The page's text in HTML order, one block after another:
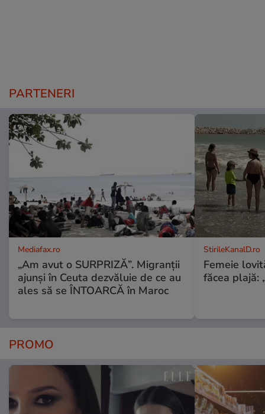
PARTENERI
Mediafax.ro
„Am avut o SURPRIZĂ”. Migranții
ajunși în Ceuta dezvăluie de ce au
ales să se ÎNTOARCĂ în Maroc
StirileKanalD.ro
Femeie
făcea plajă:
PROMO